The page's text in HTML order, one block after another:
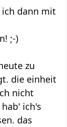
dann mit
;-)
zu
die einheit
nicht
ich's
das